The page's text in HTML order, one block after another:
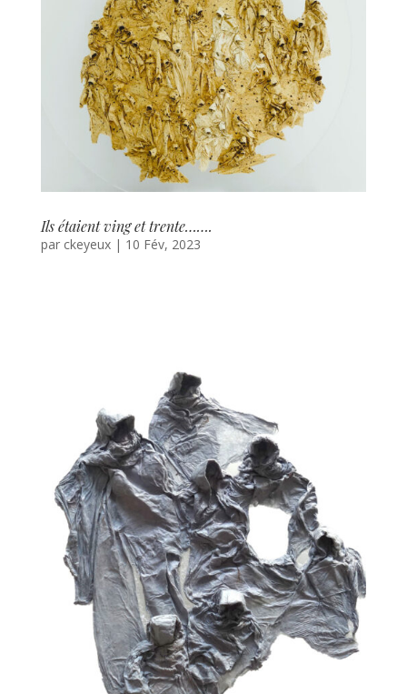
Ils étaient ving et trente…….
par ckeyeux| 10 Fév, 2023